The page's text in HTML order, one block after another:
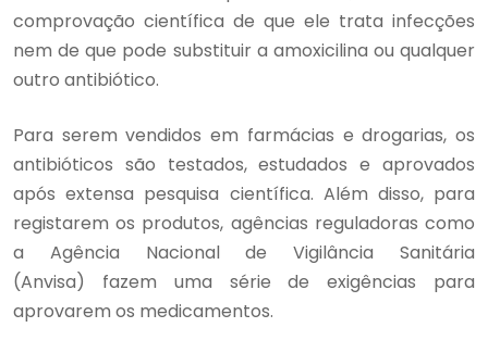
comprovação científica de que ele trata infecções
nem de que pode substituir a amoxicilina ou qualquer
outro antibiótico.
Para serem vendidos em farmácias e drogarias, os
antibióticos são testados, estudados e aprovados
após extensa pesquisa científica. Além disso, para
registarem os produtos, agências reguladoras como
a Agência Nacional de Vigilância Sanitária
(Anvisa) fazem uma série de exigências para
aprovarem os medicamentos.